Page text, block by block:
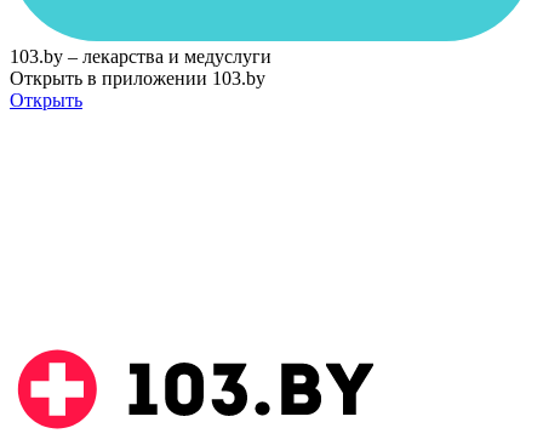
103.by – лекарства и медуслуги
Открыть в приложении 103.by
Открыть